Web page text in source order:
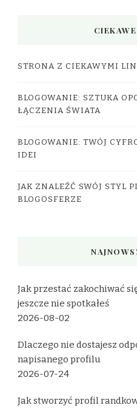
STRONA Z CIEKAWYMI
BLOGOWANIE: SZTUKA
ŁĄCZENIA ŚWIATA
BLOGOWANIE: TWÓJ
IDEI
JAK ZNALEŹĆ SWÓJ STYL
BLOGOSFERZE
Jak przestać zakochiwać
jeszcze nie spotkałeś
2026-08-02
Dlaczego nie dostajesz
napisanego profilu
2026-07-24
Jak stworzyć profil